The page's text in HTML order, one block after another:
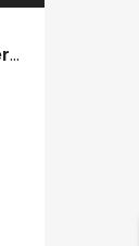
Kamer te huur : Antwerpen Zuid